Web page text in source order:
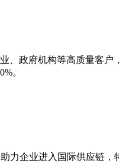
、政府机构等高质量客户
。
力企业进入国际供应链，